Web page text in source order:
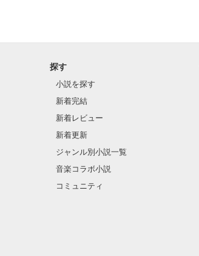
探す
小説を探す
新着完結
新着レビュー
新着更新
ジャンル別小説一覧
音楽コラボ小説
コミュニティ